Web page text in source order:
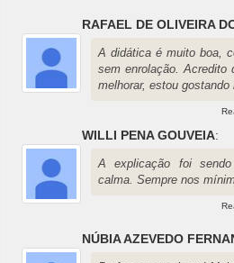
RAFAEL DE OLIVEIRA
A didática é muito boa,
sem enrolação. Acredito
melhorar, estou gostando
WILLI PENA GOUVEIA:
A explicação foi
calma. Sempre nos
NÚBIA AZEVEDO